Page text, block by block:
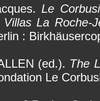
Le
La Roche-
:
(ed.). The
Le